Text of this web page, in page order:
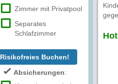
Zimmer mit Privatpool
Separates
Schlafzimmer
Risikofreies Buchen!
Absicherungen: